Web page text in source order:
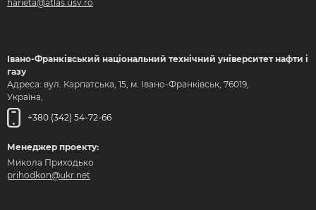
harieta@atlas.usv.ro
Івано-Франківський національний технічний університет нафти і
газу
Адреса: вул. Карпатська, 15, м. Івано-Франківськ, 76019,
Україна,
+380 (342) 54-72-66
Менеджер проекту:
Микола Приходько
prihodkon@ukr.net